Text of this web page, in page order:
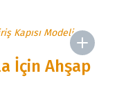
İçin Ahşap